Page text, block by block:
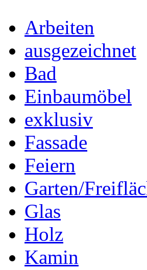
Arbeiten
ausgezeichnet
Bad
Einbaumöbel
exklusiv
Fassade
Feiern
Garten/
Glas
Holz
Kamin